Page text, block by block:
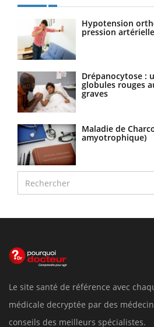
Hypotension
pression
Drépanocytose :
globules rouges
graves
Maladie de
amyotrophique)
Le site santé de référence avec
médicale decryptée par des
conseils des meilleurs spécialistes.